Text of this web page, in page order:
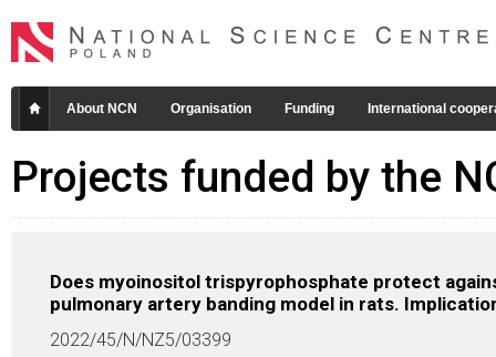
About NCN Organisation Funding International
Projects funded by the
Does myoinositol trispyrophosphate protect
pulmonary artery banding model in rats.
2022/45/N/NZ5/03399